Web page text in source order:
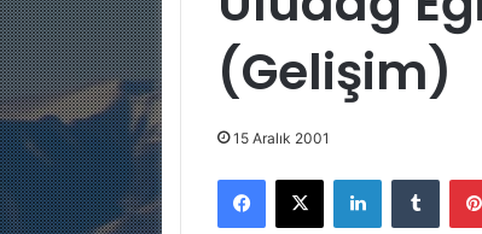
(Gelişim)
15 Aralık 2001
X LinkedIn